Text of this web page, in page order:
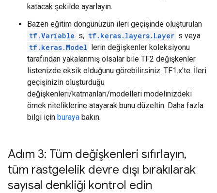
katacak şekilde ayarlayın.
Bazen eğitim döngünüzün ileri geçişinde oluşturulan
tf.Variable s, tf.keras.layers.Layer s veya
tf.keras.Model lerin değişkenler koleksiyonu
tarafından yakalanmış olsalar bile TF2 değişkenler
listenizde eksik olduğunu görebilirsiniz. TF1.x'te. İleri
geçişinizin oluşturduğu
değişkenleri/katmanları/modelleri modelinizdeki
örnek niteliklerine atayarak bunu düzeltin. Daha fazla
bilgi için buraya bakın.
Adım 3: Tüm değişkenleri sıfırlayın,
tüm rastgelelik devre dışı bırakılarak
sayısal denkliği kontrol edin